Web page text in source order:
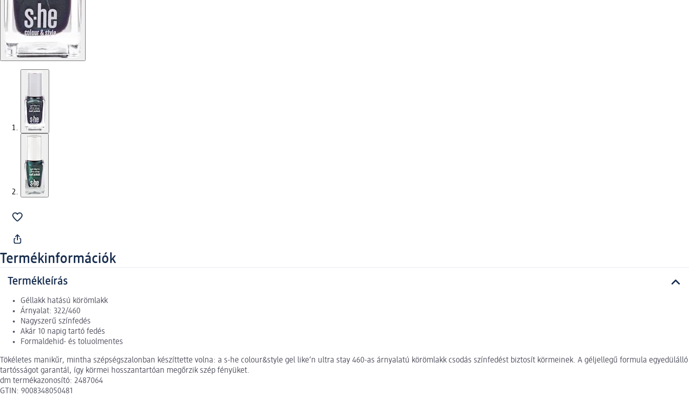
Termékinformációk
Termékleírás
Géllakk hatású körömlakk
Árnyalat: 322/460
Nagyszerű színfedés
Akár 10 napig tartó fedés
Formaldehid- és toluolmentes
Tökéletes manikűr, mintha szépségszalonban készíttette volna: a s-he colour&style gel like‘n ultra stay 460-as árnyalatú körömlakk csodás színfedést biztosít körmeinek. A géljellegű formula egyedülálló
tartósságot garantál, így körmei hosszantartóan megőrzik szép fényüket.
dm termékazonosító: 2487064
GTIN: 9008348050481